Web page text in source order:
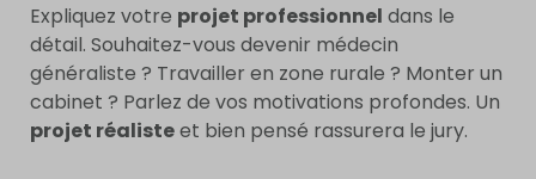
Expliquez votre projet professionnel dans le
détail. Souhaitez-vous devenir médecin
généraliste ? Travailler en zone rurale ? Monter un
cabinet ? Parlez de vos motivations profondes. Un
projet réalisteet bien pensé rassurera le jury.